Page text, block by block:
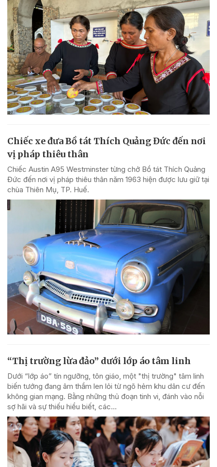
Chiếc xe đưa Bồ tát Thích Quảng Đức đến nơi
vị pháp thiêu thân
Chiếc Austin A95 Westminster từng chở Bồ tát Thích Quảng
Đức đến nơi vị pháp thiêu thân năm 1963 hiện được lưu giữ tại
chùa Thiên Mụ, TP. Huế.
“Thị trường lừa đảo” dưới lớp áo tâm linh
Dưới “lớp áo” tín ngưỡng, tôn giáo, một "thị trường" tâm linh
biến tướng đang âm thầm len lỏi từ ngõ hẻm khu dân cư đến
không gian mạng. Bằng những thủ đoạn tinh vi, đánh vào nỗi
sợ hãi và sự thiếu hiểu biết, các...